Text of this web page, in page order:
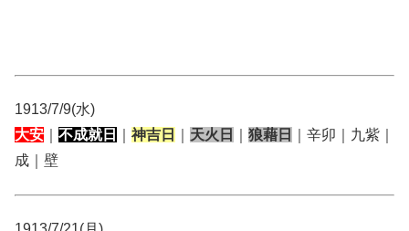
1913/7/9(水)
大安
不成就日 神吉日 天火日 狼藉日
｜辛卯｜九紫｜
成｜壁